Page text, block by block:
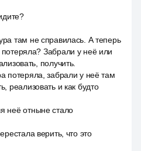
там не справилась. А теперь
Забрали у неё или
получить.
потеряла, забрали у неё там
реализовать и как будто
неё отныне стало
верить, что это